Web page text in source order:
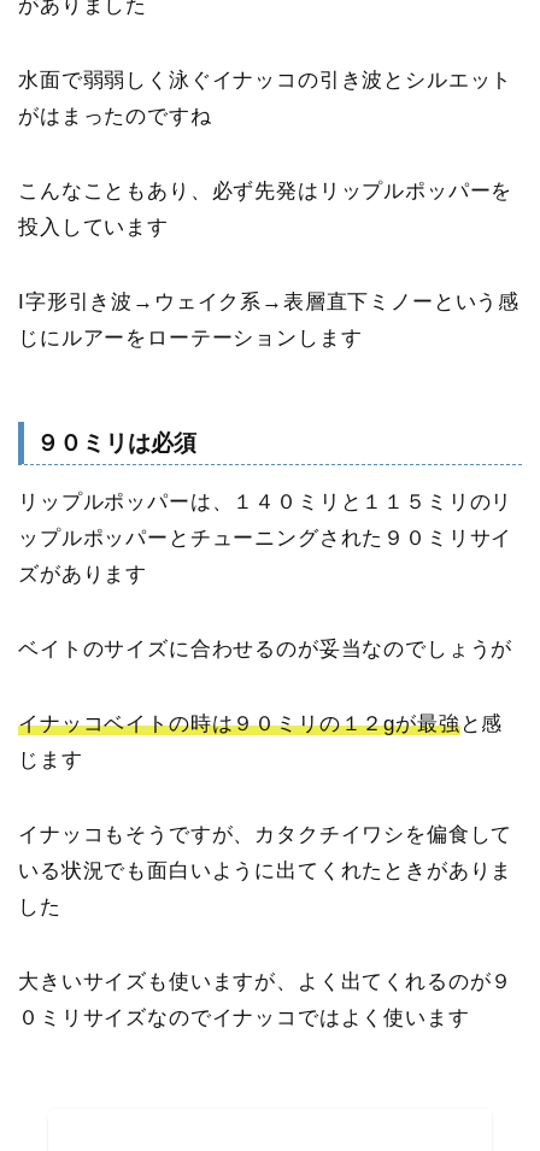
がありました
水面で弱弱しく泳ぐイナッコの引き波とシルエット
がはまったのですね
こんなこともあり、必ず先発はリップルポッパーを
投入しています
I字形引き波→ウェイク系→表層直下ミノーという感
じにルアーをローテーションします
９０ミリは必須
リップルポッパーは、１４０ミリと１１５ミリのリ
ップルポッパーとチューニングされた９０ミリサイ
ズがあります
ベイトのサイズに合わせるのが妥当なのでしょうが
イナッコベイトの時は９０ミリの１２gが最強と感
じます
イナッコもそうですが、カタクチイワシを偏食して
いる状況でも面白いように出てくれたときがありま
した
大きいサイズも使いますが、よく出てくれるのが９
０ミリサイズなのでイナッコではよく使います